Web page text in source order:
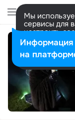
Мы
сервисы для
настроить
Разрешить
Информация
на